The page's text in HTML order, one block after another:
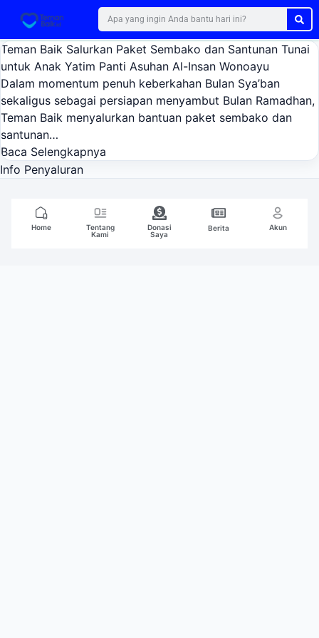
Teman Baik Salurkan Paket Sembako dan Santunan Tunai
untuk Anak Yatim Panti Asuhan Al-Insan Wonoayu
Dalam momentum penuh keberkahan Bulan Sya’ban
sekaligus sebagai persiapan menyambut Bulan Ramadhan,
Teman Baik menyalurkan bantuan paket sembako dan
santunan…
Baca Selengkapnya
Info Penyaluran
Home
Tentang
Kami
Donasi
Saya
Berita Akun